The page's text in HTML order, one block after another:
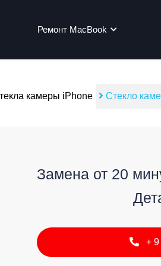
Ремонт MacBook
камеры iPhone Стекло
Замена от 20